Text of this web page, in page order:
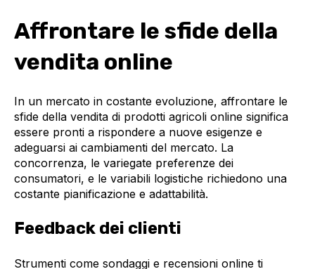
Affrontare le sfide della
vendita online
In un mercato in costante evoluzione, affrontare le
sfide della vendita di prodotti agricoli online significa
essere pronti a rispondere a nuove esigenze e
adeguarsi ai cambiamenti del mercato. La
concorrenza, le variegate preferenze dei
consumatori, e le variabili logistiche richiedono una
costante pianificazione e adattabilità.
Feedback dei clienti
Strumenti come sondaggi e recensioni online ti